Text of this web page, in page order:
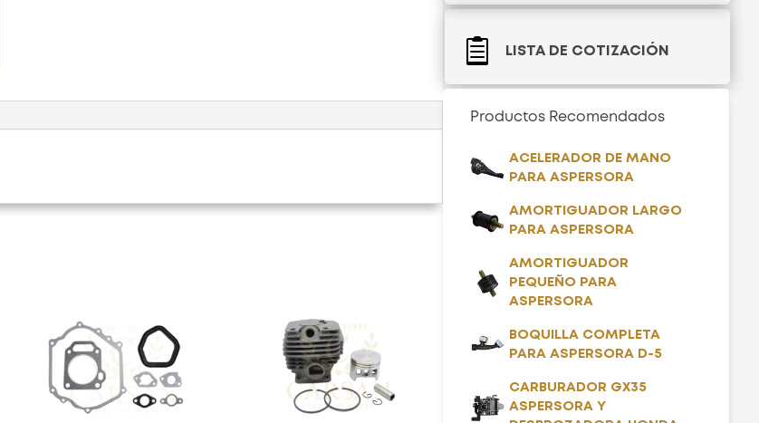
 LISTA DE COTIZACIÓN
Productos Recomendados
ACELERADOR DE MANO
PARA ASPERSORA
AMORTIGUADOR LARGO
PARA ASPERSORA
AMORTIGUADOR
PEQUEÑO PARA
ASPERSORA
BOQUILLA COMPLETA
PARA ASPERSORA D-5
CARBURADOR GX35
ASPERSORA Y